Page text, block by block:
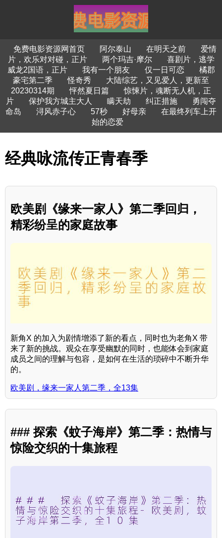
免费电影资源网首页 阿尔泰山 在明天之前
爱情
片，欢乐对对碰，正片
两个玛吉·摩尔
喜剧片，逃学
威龙2国语，正片
我有一个朋友 仅一日可恋
橘郡
豪宅第二季
怪奇秀
大陆综艺，又见爱人，更新至
20230314期
怦然夏日篇
惊悚片，魂断无人机，正
片
保护我方城主大人 瞒天劫 纠正措施
勇闯夺
命岛
浔风赤子心 57秒 好母亲
在最终列车上开
始的恋爱
经典咏流传正青春季
欧美剧《缘来一家人》第二季回归，
精彩纷呈的家庭故事
新角X 的加入为剧情增添了新的看点，同时也为老角X 带
来了新的挑战。观众在享受幽默的同时，也能体会到家庭
成员之间的理解与包容，是如何在生活的琐碎中不断升华
的。
欧美剧，缘来一家人第二季，全13集
### 探索《蚊子海岸》第二季：热情与
惊险交织的十集旅程